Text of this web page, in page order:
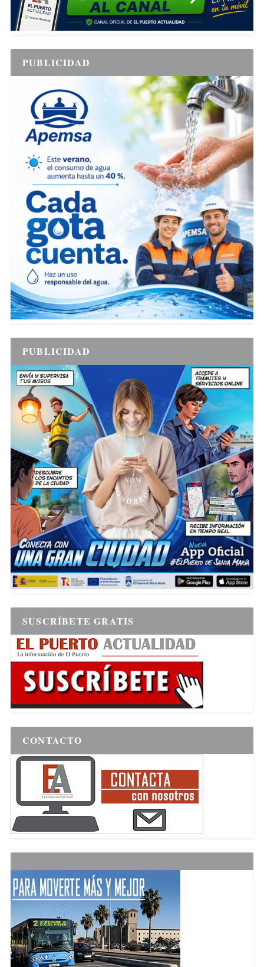
PUBLICIDAD
PUBLICIDAD
SUSCRÍBETE GRATIS
CONTACTO